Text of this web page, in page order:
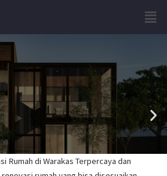
Rumah di Warakas Terpercaya dan